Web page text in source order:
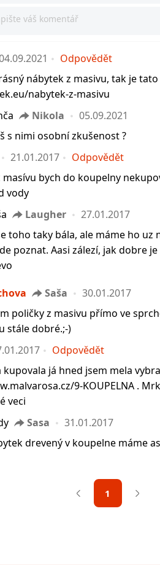
Odpovědět
nábytek z masivu, tak je
nabytek-z-masivu
Nikola
05.09.2021
s nimi osobní zkušenost ?
21.01.2017
Odpovědět
masívu bych do koupelny
vody
Laugher
27.01.2017
toho taky bála, ale máme ho
poznat. Aasi zálezí, jak dobre
Saša
30.01.2017
poličky z masivu přímo ve
stále dobré.;-)
Odpovědět
kupovala já hned jsem mela
9-KOUPELNA .
veci
Sasa
31.01.2017
drevený v koupelne máme
1